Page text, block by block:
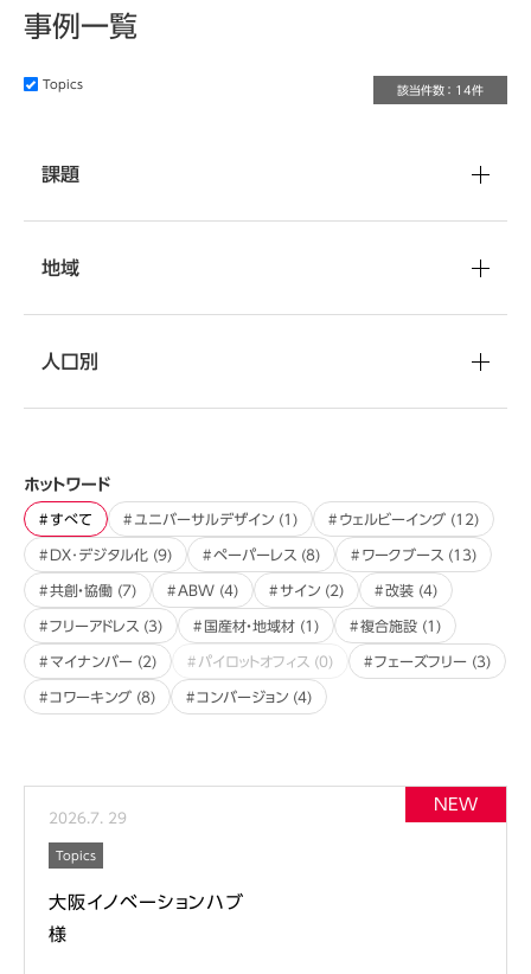
事例一覧
Topics 該当件数 ： 14件
課題
地域
人口別
ホットワード
すべて ユニバーサルデザイン (1) ウェルビーイング (12)
DX･デジタル化 (9) ペーパーレス (8) ワークブース (13)
共創・協働 (7) ABW (4) サイン (2) 改装 (4)
フリーアドレス (3) 国産材・地域材 (1) 複合施設 (1)
マイナンバー (2) パイロットオフィス (0) フェーズフリー (3)
コワーキング (8) コンバージョン (4)
2026 7 29
Topics
大阪イノベーションハブ
様